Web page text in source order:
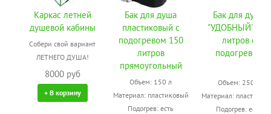
Каркас летней
душевой кабины
Собери свой вариант
ЛЕТНЕГО ДУША!
8000 руб
+ В корзину
Бак для душа
пластиковый с
подогревом 150
литров
прямоугольный
Объем: 150 л
Материал: пластиковый
Подогрев: есть
Бак для душа
"УДОБНЫЙ" 250
литров с
подогревом
Объем: 250 л
Материал:
Подогрев: есть